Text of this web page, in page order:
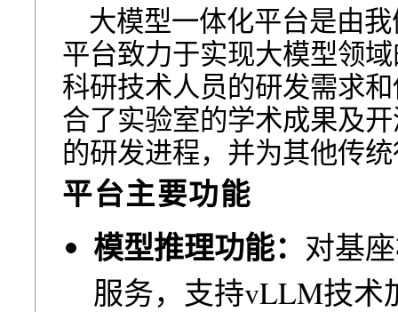
⼤模型⼀体化平台是由
平台致⼒于实现⼤模型领
科研技术⼈员的研发需求
合了实验室的学术成果及
的研发进程，并为其他传
平台主要功能
模型推理功能： 对基
服务，⽀持vLLM技术